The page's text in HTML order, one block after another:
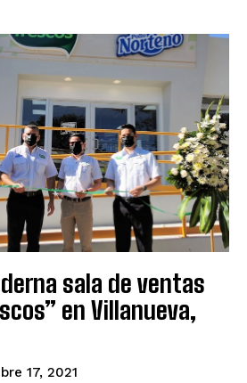
sala de ventas
en Villanueva,
17, 2021